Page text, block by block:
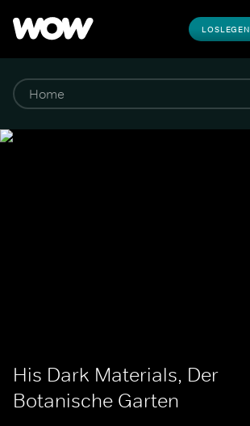
LOSLEGEN
His Dark Materials, Der
Botanische Garten